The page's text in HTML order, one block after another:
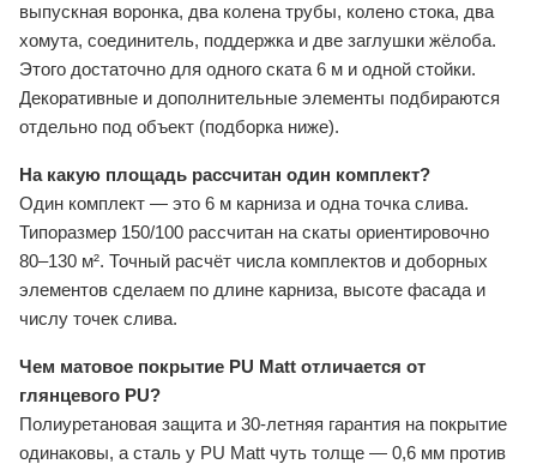
выпускная воронка, два колена трубы, колено стока, два
хомута, соединитель, поддержка и две заглушки жёлоба.
Этого достаточно для одного ската 6 м и одной стойки.
Декоративные и дополнительные элементы подбираются
отдельно под объект (подборка ниже).
На какую площадь рассчитан один комплект?
Один комплект — это 6 м карниза и одна точка слива.
Типоразмер 150/100 рассчитан на скаты ориентировочно
80–130 м². Точный расчёт числа комплектов и доборных
элементов сделаем по длине карниза, высоте фасада и
числу точек слива.
Чем матовое покрытие PU Matt отличается от
глянцевого PU?
Полиуретановая защита и 30-летняя гарантия на покрытие
одинаковы, а сталь у PU Matt чуть толще — 0,6 мм против